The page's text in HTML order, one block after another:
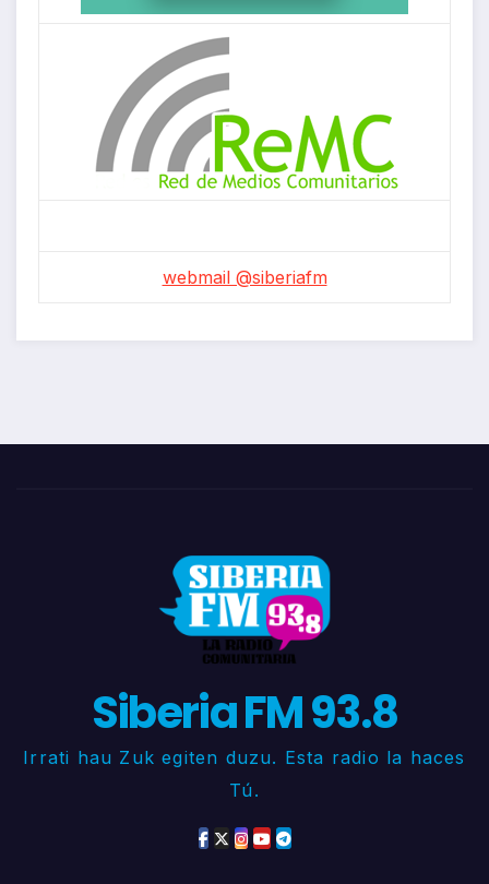
webmail @siberiafm
Siberia FM 93.8
Irrati hau Zuk egiten duzu. Esta radio la haces
Tú.